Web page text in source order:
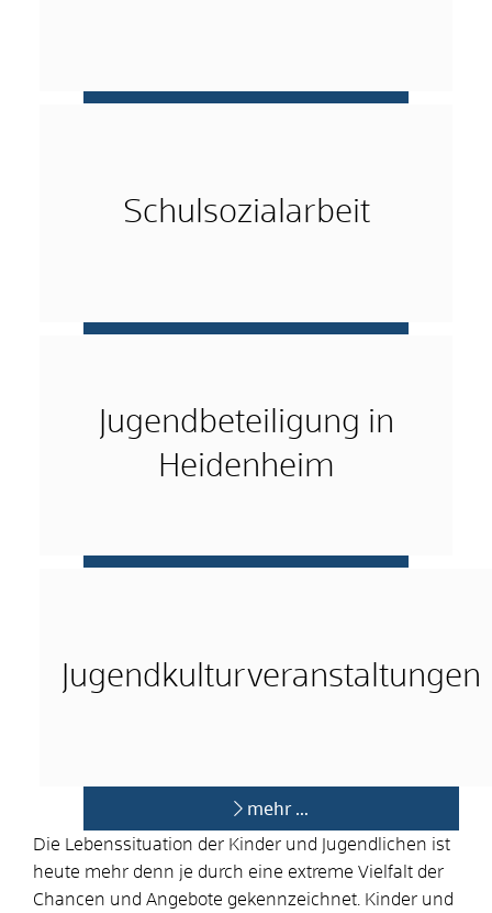
Schulsozialarbeit
Jugendbeteiligung in
Heidenheim
Jugendkulturveranstaltungen
mehr …
Die Lebenssituation der Kinder und Jugendlichen ist
heute mehr denn je durch eine extreme Vielfalt der
Chancen und Angebote gekennzeichnet. Kinder und